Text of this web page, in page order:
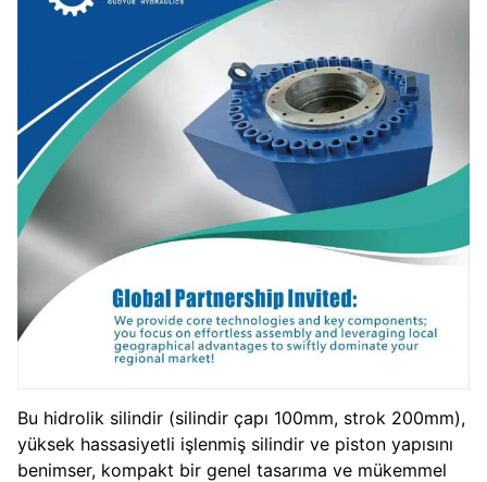
Bu hidrolik silindir (silindir çapı 100mm, strok 200mm),
yüksek hassasiyetli işlenmiş silindir ve piston yapısını
benimser, kompakt bir genel tasarıma ve mükemmel